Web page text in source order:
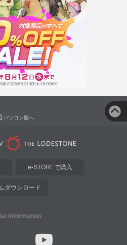
パソコン版へ
e-STOREで購入
ダウンロード
Information